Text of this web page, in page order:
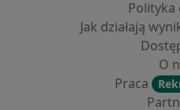
Polityka
Jak działają
O
Praca